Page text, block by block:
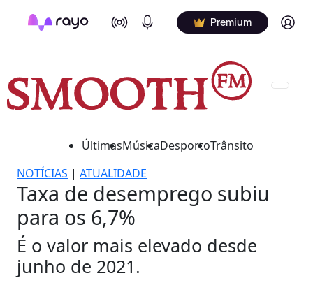
On Air Podcasts Premium Log in
ÚltimasMúsicaDesportoTrânsito
NOTÍCIAS | ATUALIDADE
Taxa de desemprego subiu
para os 6,7%
É o valor mais elevado desde
junho de 2021.